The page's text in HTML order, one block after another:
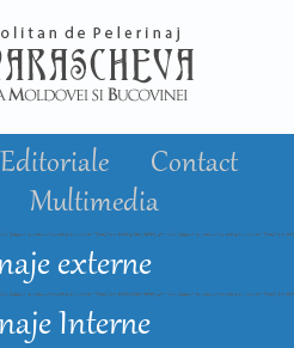
Editoriale
Contact
Multimedia
externe
Interne